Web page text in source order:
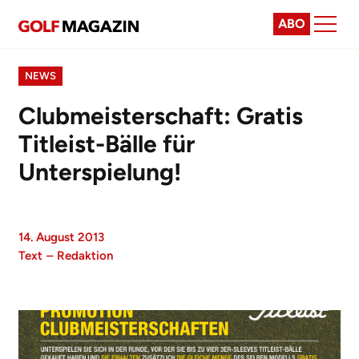
ABO
NEWS
Clubmeisterschaft: Gratis
Titleist-Bälle für
Unterspielung!
14. August 2013
Text – Redaktion